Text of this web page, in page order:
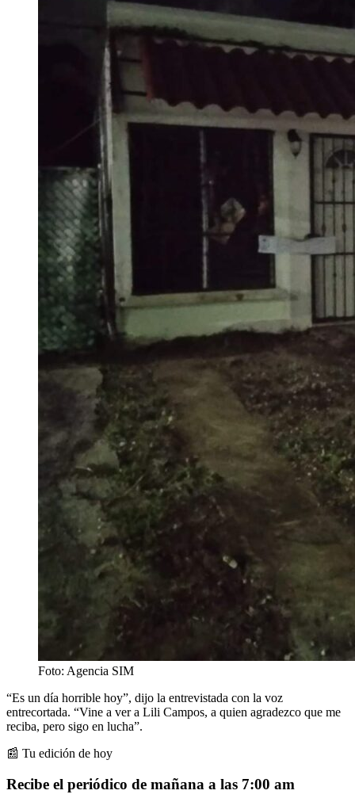
Foto: Agencia SIM
“Es un día horrible hoy”, dijo la entrevistada con la voz
entrecortada. “Vine a ver a Lili Campos, a quien agradezco que me
reciba, pero sigo en lucha”.
📰 Tu edición de hoy
Recibe el periódico de mañana a las 7:00 am